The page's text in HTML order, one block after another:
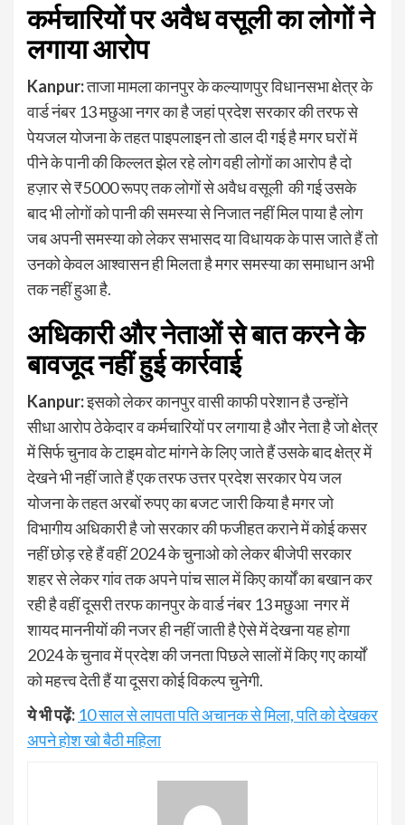
कर्मचारियों पर अवैध वसूली का लोगों ने
लगाया आरोप
Kanpur:ताजा मामला कानपुर के कल्याणपुर विधानसभा क्षेत्र के
वार्ड नंबर 13 मछुआ नगर का है जहां प्रदेश सरकार की तरफ से
पेयजल योजना के तहत पाइपलाइन तो डाल दी गई है मगर घरों में
पीने के पानी की किल्लत झेल रहे लोग वही लोगों का आरोप है दो
हज़ार से ₹5000 रूपए तक लोगों से अवैध वसूली की गई उसके
बाद भी लोगों को पानी की समस्या से निजात नहीं मिल पाया है लोग
जब अपनी समस्या को लेकर सभासद या विधायक के पास जाते हैं तो
उनको केवल आश्वासन ही मिलता है मगर समस्या का समाधान अभी
तक नहीं हुआ है.
अधिकारी और नेताओं से बात करने के
बावजूद नहीं हुई कार्रवाई
Kanpur:इसको लेकर कानपुर वासी काफी परेशान है उन्होंने
सीधा आरोप ठेकेदार व कर्मचारियों पर लगाया है और नेता है जो क्षेत्र
में सिर्फ चुनाव के टाइम वोट मांगने के लिए जाते हैं उसके बाद क्षेत्र में
देखने भी नहीं जाते हैं एक तरफ उत्तर प्रदेश सरकार पेय जल
योजना के तहत अरबों रुपए का बजट जारी किया है मगर जो
विभागीय अधिकारी है जो सरकार की फजीहत कराने में कोई कसर
नहीं छोड़ रहे हैं वहीं 2024 के चुनाओ को लेकर बीजेपी सरकार
शहर से लेकर गांव तक अपने पांच साल में किए कार्यों का बखान कर
रही है वहीं दूसरी तरफ कानपुर के वार्ड नंबर 13 मछुआ नगर में
शायद माननीयों की नजर ही नहीं जाती है ऐसे में देखना यह होगा
2024 के चुनाव में प्रदेश की जनता पिछले सालों में किए गए कार्यों
को महत्त्व देती हैं या दूसरा कोई विकल्प चुनेगी.
ये भी पढ़ें: 10 साल से लापता पति अचानक से मिला, पति को देखकर
अपने होश खो बैठी महिला